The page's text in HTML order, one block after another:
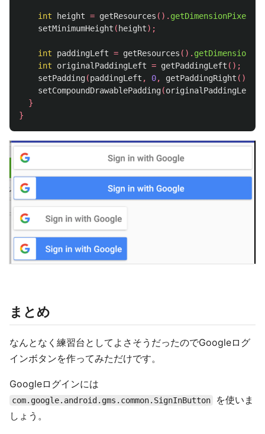
int height = getResources ().
setMinimumHeight ( height);
int paddingLeft = getResources ().
int
originalPaddingLeft = getPaddingLeft ();
setPadding(paddingLeft , 0, getPaddingRight (),
setCompoundDrawablePadding(originalPaddingLeft
}
}
まとめ
なんとなく練習台としてよさそうだったのでGoogleログ
インボタンを作ってみただけです。
Googleログインには
com.google.android.gms.common.SignInButton
を使いま
しょう。